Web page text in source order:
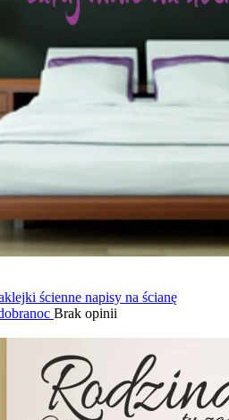
ścienne napisy na ścianę
Brak opinii